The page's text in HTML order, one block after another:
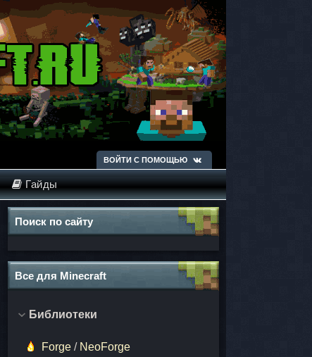
ВОЙТИ С ПОМОЩЬЮ
Гайды
Поиск по сайту
Все для Minecraft
Библиотеки
Forge / NeoForge